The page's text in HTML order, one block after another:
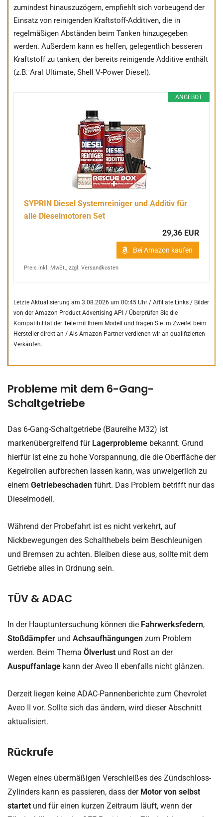
zumindest hinauszuzögern, empfiehlt sich vorbeugend der
Einsatz von reinigenden Kraftstoff-Additiven, die in
regelmäßigen Abständen beim Tanken hinzugegeben
werden. Außerdem kann es helfen, gelegentlich besseren
Kraftstoff zu tanken, der bereits reinigende Additive enthält
(z.B. Aral Ultimate, Shell V-Power Diesel).
ANGEBOT
SYPRIN Diesel Systemreiniger und Additiv für
alle Dieselmotoren Set
29,36 EUR
Bei Amazon kaufen
Preis inkl. MwSt., zzgl. Versandkosten
Letzte Aktualisierung am 3.08.2026 um 00:45 Uhr / Affiliate Links / Bilder
von der Amazon Product Advertising API / Überprüfen Sie die
Kompatibilität der Teile mit Ihrem Modell und fragen Sie im Zweifel beim
Hersteller direkt an / Als Amazon-Partner verdienen wir an qualifizierten
Verkäufen.
Probleme mit dem 6-Gang-
Schaltgetriebe
Das 6-Gang-Schaltgetriebe (Baureihe M32) ist
markenübergreifend für Lagerprobleme bekannt. Grund
hierfür ist eine zu hohe Vorspannung, die die Oberfläche der
Kegelrollen aufbrechen lassen kann, was unweigerlich zu
einem Getriebeschaden führt. Das Problem betrifft nur das
Dieselmodell.
Während der Probefahrt ist es nicht verkehrt, auf
Nickbewegungen des Schalthebels beim Beschleunigen
und Bremsen zu achten. Bleiben diese aus, sollte mit dem
Getriebe alles in Ordnung sein.
TÜV & ADAC
In der Hauptuntersuchung können die Fahrwerksfedern,
Stoßdämpfer und Achsaufhängungen zum Problem
werden. Beim Thema Ölverlust und Rost an der
Auspuffanlage kann der Aveo II ebenfalls nicht glänzen.
Derzeit liegen keine ADAC-Pannenberichte zum Chevrolet
Aveo II vor. Sollte sich das ändern, wird dieser Abschnitt
aktualisiert.
Rückrufe
Wegen eines übermäßigen Verschleißes des Zündschloss-
Zylinders kann es passieren, dass der Motor von selbst
startet und für einen kurzen Zeitraum läuft, wenn der